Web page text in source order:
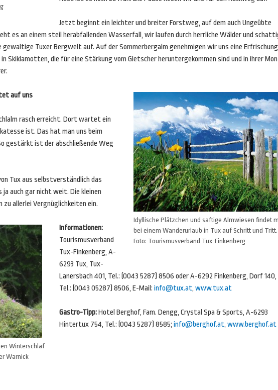
Jetzt beginnt ein leichter und breiter Forstweg, auf dem auch Ungeübte
es an einem steil herabfallenden Wasserfall, wir laufen durch herrliche Wälder und
gewaltige Tuxer Bergwelt auf. Auf der Sommerbergalm genehmigen wir uns eine Erfrischung
Skiklamotten, die für eine Stärkung vom Gletscher heruntergekommen sind und in ihrer
Idyllische Plätzchen und saftige Almwiesen findet
bei einem Wanderurlaub in Tux auf Schritt und
Foto: Tourismusverband Tux-Finkenberg
auf uns
rasch erreicht. Dort wartet ein
ist. Das hat man uns beim
gestärkt ist der abschließende Weg
Tux aus selbstverständlich das
auch gar nicht weit. Die kleinen
zu allerlei Vergnüglichkeiten ein.
Winterschlaf
Warnick
Informationen:
Tourismusverband
Tux-Finkenberg, A-
6293 Tux, Tux-
Lanersbach 401, Tel.: (0043 5287) 8506 oder A-6292 Finkenberg, Dorf 140,
Tel.: (0043 05287) 8506, E-Mail: info@tux.at, www.tux.at
Gastro-Tipp:Hotel Berghof, Fam. Dengg, Crystal Spa & Sports, A-6293
Hintertux 754, Tel.: (0043 5287) 8585; info@berghof.at, www.berghof.at